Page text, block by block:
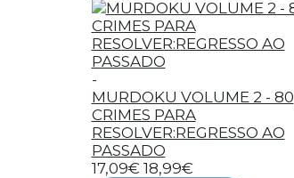
-
MURDOKU VOLUME 2 - 80
CRIMES PARA
RESOLVER:REGRESSO AO
PASSADO
17,09€ 18,99€